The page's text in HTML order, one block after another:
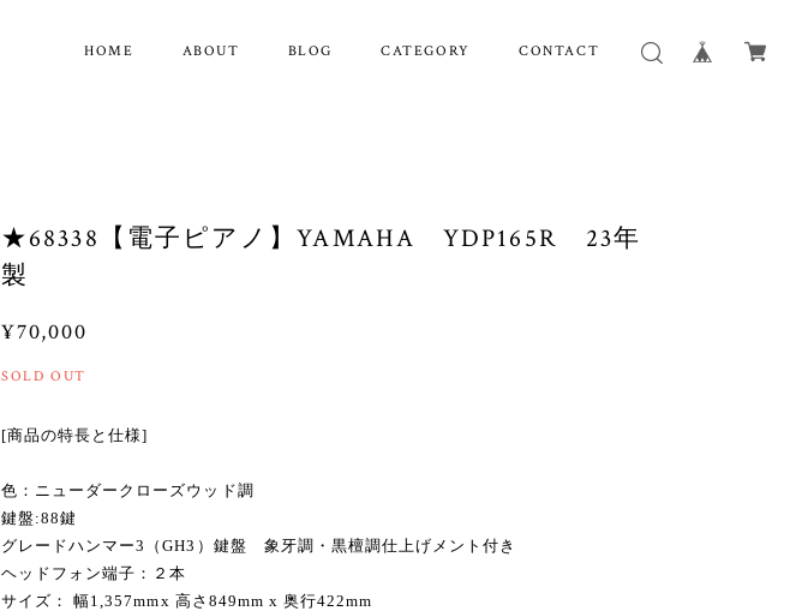
HOME ABOUT BLOG CATEGORY CONTACT
★68338【電子ピアノ】YAMAHA YDP165R 23年
製
¥70,000
SOLD OUT
[商品の特長と仕様]
色：ニューダークローズウッド調
鍵盤:88鍵
グレードハンマー3（GH3）鍵盤 象牙調・黒檀調仕上げメント付き
ヘッドフォン端子：２本
サイズ： 幅1,357mmx 高さ849mm x 奥行422mm